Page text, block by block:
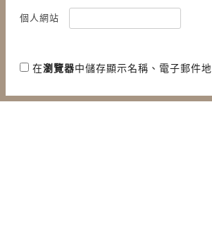
個人網站
在瀏覽器中儲存顯示名稱、電子郵件